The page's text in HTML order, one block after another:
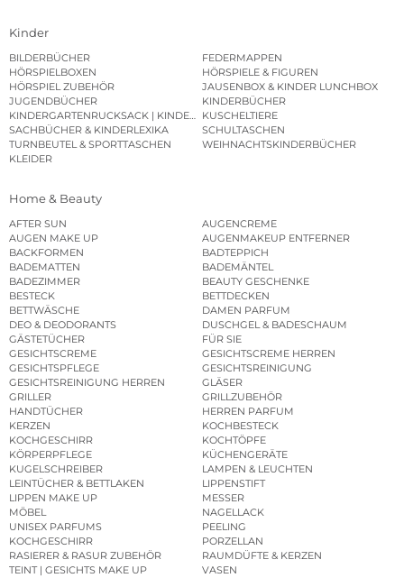
Kinder
BILDERBÜCHER
FEDERMAPPEN
HÖRSPIELBOXEN
HÖRSPIELE & FIGUREN
HÖRSPIEL ZUBEHÖR
JAUSENBOX & KINDER LUNCHBOX
JUGENDBÜCHER
KINDERBÜCHER
KINDERGARTENRUCKSACK | KINDERGARTENBEUTEL
KUSCHELTIERE
SACHBÜCHER & KINDERLEXIKA
SCHULTASCHEN
TURNBEUTEL & SPORTTASCHEN
WEIHNACHTSKINDERBÜCHER
KLEIDER
Home & Beauty
AFTER SUN
AUGENCREME
AUGEN MAKE UP
AUGENMAKEUP ENTFERNER
BACKFORMEN
BADTEPPICH
BADEMATTEN
BADEMÄNTEL
BADEZIMMER
BEAUTY GESCHENKE
BESTECK
BETTDECKEN
BETTWÄSCHE
DAMEN PARFUM
DEO & DEODORANTS
DUSCHGEL & BADESCHAUM
GÄSTETÜCHER
FÜR SIE
GESICHTSCREME
GESICHTSCREME HERREN
GESICHTSPFLEGE
GESICHTSREINIGUNG
GESICHTSREINIGUNG HERREN
GLÄSER
GRILLER
GRILLZUBEHÖR
HANDTÜCHER
HERREN PARFUM
KERZEN
KOCHBESTECK
KOCHGESCHIRR
KOCHTÖPFE
KÖRPERPFLEGE
KÜCHENGERÄTE
KUGELSCHREIBER
LAMPEN & LEUCHTEN
LEINTÜCHER & BETTLAKEN
LIPPENSTIFT
LIPPEN MAKE UP
MESSER
MÖBEL
NAGELLACK
UNISEX PARFUMS
PEELING
KOCHGESCHIRR
PORZELLAN
RASIERER & RASUR ZUBEHÖR
RAUMDÜFTE & KERZEN
TEINT | GESICHTS MAKE UP
VASEN